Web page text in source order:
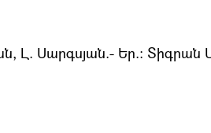
Լ. Սարգսյան.- Եր.: Տիգրան